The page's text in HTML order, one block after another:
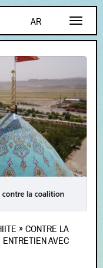
AR
FR
EN
principal
» CONTRE LA
AVEC